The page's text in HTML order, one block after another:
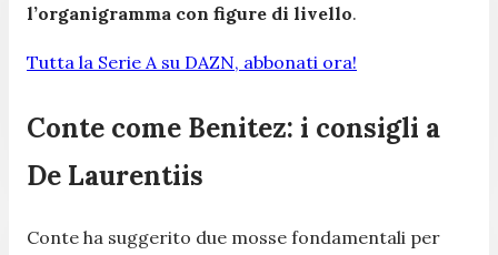
l’organigramma con figure di livello.
Tutta la Serie A su DAZN, abbonati ora!
Conte come Benitez: i consigli a
De Laurentiis
Conte ha suggerito due mosse fondamentali per